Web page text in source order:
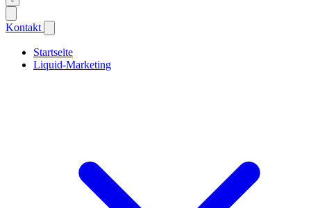
Kontakt
Startseite
Liquid-Marketing